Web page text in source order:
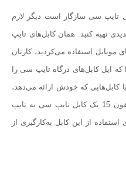
حالا که آیفون ۱۵ با کابل تایپ سی سازگار است دیگر لازم
آیفون‌های ۱۵ کابل جدیدی تهیه کنید. همان کابل‌های تایپ
استفاده می‌کردید، کارتان
که اپل کابل‌های درگاه تایپ سی را
که خودش ارائه می‌دهد،
بهترین عملکرد را دارد. اپل در جعبه آیفون 15 یک کابل تایپ سی به تایپ
از این کابل به‌کارگیری از